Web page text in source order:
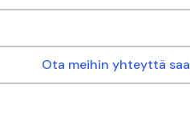
Ota meihin yhteyttä